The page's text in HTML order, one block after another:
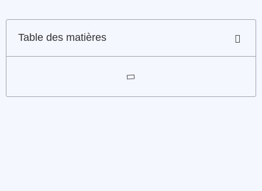
Table des matières